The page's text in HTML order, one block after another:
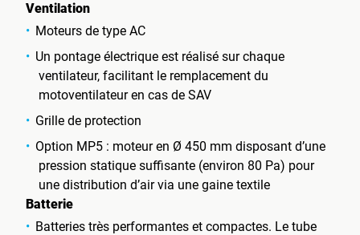
Ventilation
Moteurs de type AC
Un pontage électrique est réalisé sur chaque
ventilateur, facilitant le remplacement du
motoventilateur en cas de SAV
Grille de protection
Option MP5 : moteur en Ø 450 mm disposant d’une
pression statique suffisante (environ 80 Pa) pour
une distribution d’air via une gaine textile
Batterie
Batteries très performantes et compactes. Le tube